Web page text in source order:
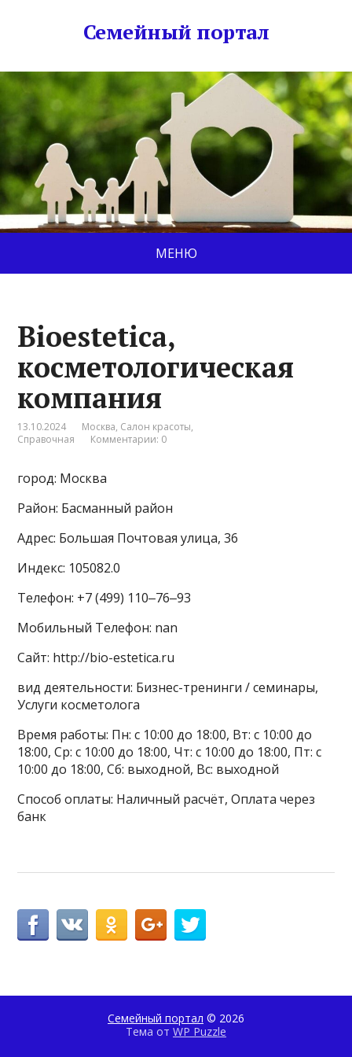
Семейный портал
МЕНЮ
Bioestetica,
косметологическая
компания
13.10.2024 Москва, Салон красоты,
Справочная
Комментарии: 0
город: Москва
Район: Басманный район
Адрес: Большая Почтовая улица, 36
Индекс: 105082.0
Телефон: +7 (499) 110‒76‒93
Мобильный Телефон: nan
Сайт: http://bio-estetica.ru
вид деятельности: Бизнес-тренинги / семинары,
Услуги косметолога
Время работы: Пн: с 10:00 до 18:00, Вт: с 10:00 до
18:00, Ср: с 10:00 до 18:00, Чт: с 10:00 до 18:00, Пт: с
10:00 до 18:00, Сб: выходной, Вс: выходной
Способ оплаты: Наличный расчёт, Оплата через
банк
Семейный портал © 2026
Тема от WP Puzzle